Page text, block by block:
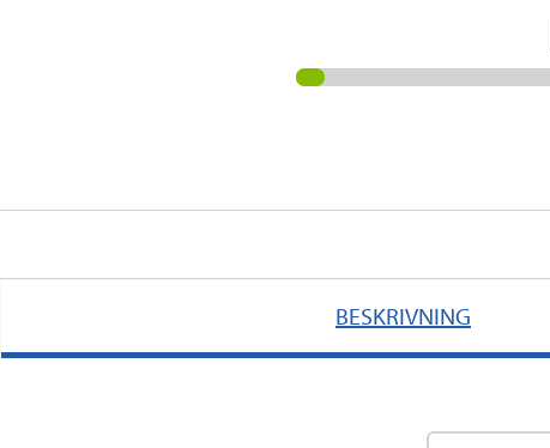
BESKRIVNING